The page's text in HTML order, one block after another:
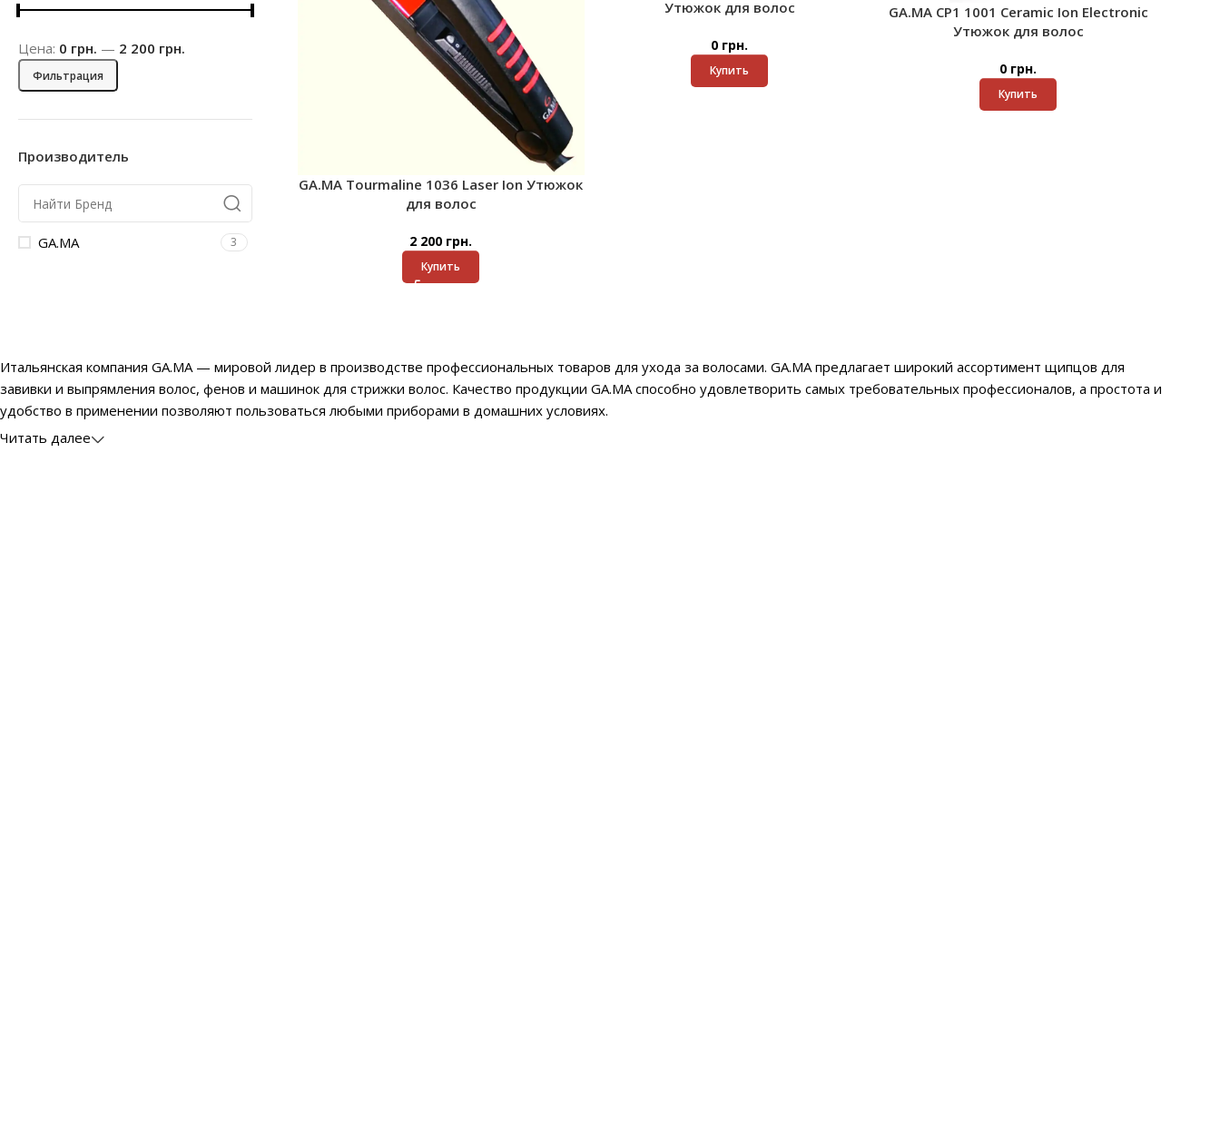
Фильтрация
Цена: 0 грн. — 2 200 грн.
Производитель
GA.MA 3
GA.MA Tourmaline 1036 Laser Ion Утюжок
для волос
2 200 грн.
Купить
Утюжок для волос
0 грн.
Купить
GA.MA CP1 1001 Ceramic Ion Electronic
Утюжок для волос
0 грн.
Купить
Итальянская компания GA.MA — мировой лидер в производстве профессиональных товаров для ухода за волосами. GA.MA предлагает широкий ассортимент щипцов для
завивки и выпрямления волос, фенов и машинок для стрижки волос. Качество продукции GA.MA способно удовлетворить самых требовательных профессионалов, а простота и
удобство в применении позволяют пользоваться любыми приборами в домашних условиях.
Читать далее